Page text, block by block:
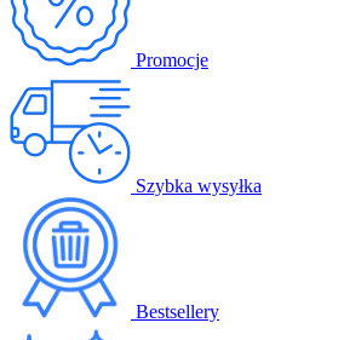
Promocje
Szybka wysyłka
Bestsellery